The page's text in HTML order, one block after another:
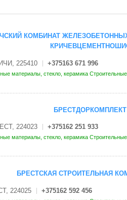
КОМБИНАТ
225410 +375163 671 996
материалы, стекло, керамика
БРЕСТДОРКОМПЛЕКТ
224023 +375162 251 933
материалы, стекло, керамика
БРЕСТСКАЯ СТРОИТЕЛЬНАЯ
224025 +375162 592 456